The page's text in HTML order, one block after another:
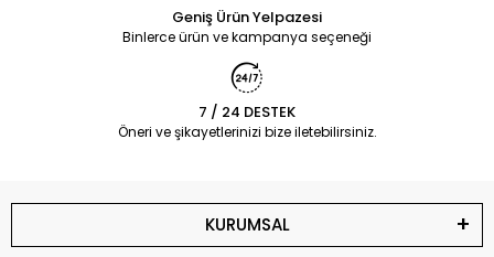
Geniş Ürün Yelpazesi
Binlerce ürün ve kampanya seçeneği
7 / 24 DESTEK
Öneri ve şikayetlerinizi bize iletebilirsiniz.
KURUMSAL